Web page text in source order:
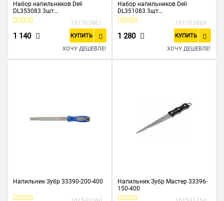
Набор напильников Deli
DL353083 3шт
инструментальная сталь T12,
пластиковая рукоятка101763861
1 140 КУПИТЬ
ХОЧУ ДЕШЕВЛЕ!
Набор напильников Deli
DL351083 3шт
инструментальная сталь T12,
обрезиненная пластиковая
рукоятка
101763860
1 280 КУПИТЬ
ХОЧУ ДЕШЕВЛЕ!
Напильник Зубр 33390-200-400
Напильник Зубр Мастер 33396-
150-400